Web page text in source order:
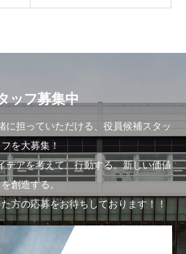
ッフ募集中
に担っていただける、役員候補スタッ
フを大募集！
デアを考えて、行動する。新しい価値
を創造する。
方の応募をお待ちしております！！